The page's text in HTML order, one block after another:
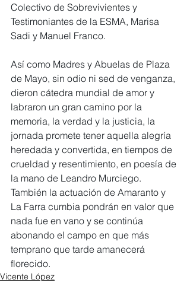
Colectivo de Sobrevivientes y
Testimoniantes de la ESMA, Marisa
Sadi y Manuel Franco.
Así como Madres y Abuelas de Plaza
de Mayo, sin odio ni sed de venganza,
dieron cátedra mundial de amor y
labraron un gran camino por la
memoria, la verdad y la justicia, la
jornada promete tener aquella alegría
heredada y convertida, en tiempos de
crueldad y resentimiento, en poesía de
la mano de Leandro Murciego.
También la actuación de Amaranto y
La Farra cumbia pondrán en valor que
nada fue en vano y se continúa
abonando el campo en que más
temprano que tarde amanecerá
florecido.
Vicente López